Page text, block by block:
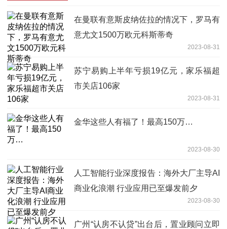
在曼联有意斯皮纳佐拉的情况下，罗马有
意尤文1500万欧元科斯蒂奇
2023-08-31
苏宁易购上半年亏损19亿元，家乐福超
市关店106家
2023-08-31
金华这些人有福了！最高150万…
2023-08-30
人工智能行业深度报告：海外大厂主导AI
商业化浪潮 行业应用已至爆发前夕
2023-08-30
广州“认房不认贷”出台后，置业顾问立即